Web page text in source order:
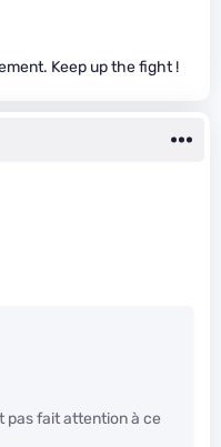
Keep up the fight !
pas fait attention à ce